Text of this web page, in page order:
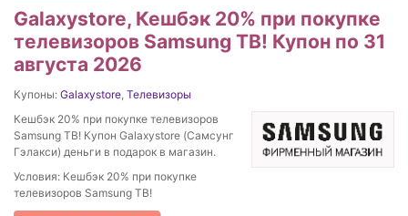
Galaxystore, Кешбэк 20% при покупке
телевизоров Samsung ТВ! Купон по 31
августа 2026
Купоны: Galaxystore, Телевизоры
Кешбэк 20% при покупке телевизоров
Samsung ТВ! Купон Galaxystore (Самсунг
Гэлакси) деньги в подарок в магазин.
Условия: Кешбэк 20% при покупке
телевизоров Samsung ТВ!